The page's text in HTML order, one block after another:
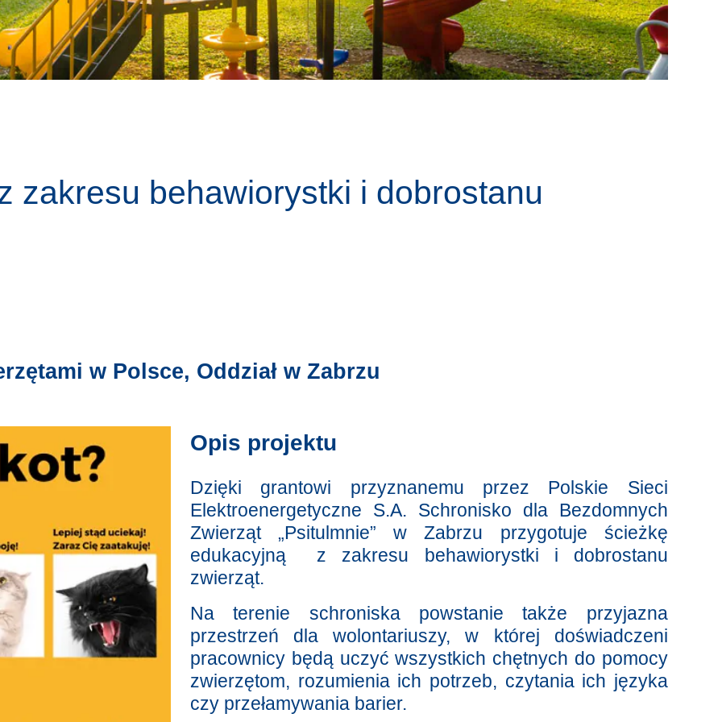
Edycja I – 2019
zakresu behawiorystki i dobrostanu
w Polsce, Oddział w Zabrzu
Opis projektu
Dzięki grantowi przyznanemu przez Polskie Sieci
Elektroenergetyczne S.A. Schronisko dla Bezdomnych
Zwierząt „Psitulmnie” w Zabrzu przygotuje ścieżkę
edukacyjną z zakresu behawiorystki i dobrostanu
zwierząt.
Na terenie schroniska powstanie także przyjazna
przestrzeń dla wolontariuszy, w której doświadczeni
pracownicy będą uczyć wszystkich chętnych do pomocy
zwierzętom, rozumienia ich potrzeb, czytania ich języka
czy przełamywania barier.